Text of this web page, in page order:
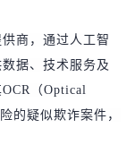
商，通过人工智
据、技术服务及
（Optical
的疑似欺诈案件，